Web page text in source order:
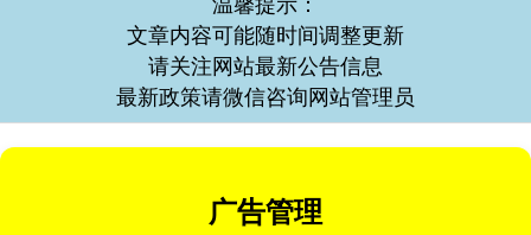
温馨提示：
文章内容可能随时间调整更新
请关注网站最新公告信息
最新政策请微信咨询网站管理员
广告管理